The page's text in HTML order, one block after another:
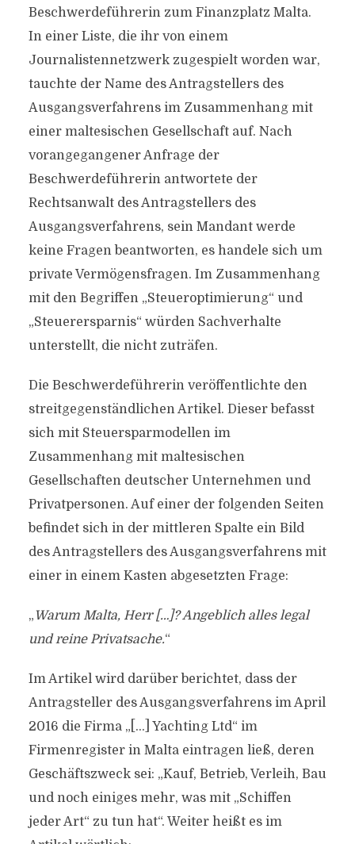
Beschwerdeführerin zum Finanzplatz Malta.
In einer Liste, die ihr von einem
Journalistennetzwerk zugespielt worden war,
tauchte der Name des Antragstellers des
Ausgangsverfahrens im Zusammenhang mit
einer maltesischen Gesellschaft auf. Nach
vorangegangener Anfrage der
Beschwerdeführerin antwortete der
Rechtsanwalt des Antragstellers des
Ausgangsverfahrens, sein Mandant werde
keine Fragen beantworten, es handele sich um
private Vermögensfragen. Im Zusammenhang
mit den Begriffen „Steueroptimierung“ und
„Steuerersparnis“ würden Sachverhalte
unterstellt, die nicht zuträfen.
Die Beschwerdeführerin veröffentlichte den
streitgegenständlichen Artikel. Dieser befasst
sich mit Steuersparmodellen im
Zusammenhang mit maltesischen
Gesellschaften deutscher Unternehmen und
Privatpersonen. Auf einer der folgenden Seiten
befindet sich in der mittleren Spalte ein Bild
des Antragstellers des Ausgangsverfahrens mit
einer in einem Kasten abgesetzten Frage:
„Warum Malta, Herr […]? Angeblich alles legal
und reine Privatsache.“
Im Artikel wird darüber berichtet, dass der
Antragsteller des Ausgangsverfahrens im April
2016 die Firma „[…] Yachting Ltd“ im
Firmenregister in Malta eintragen ließ, deren
Geschäftszweck sei: „Kauf, Betrieb, Verleih, Bau
und noch einiges mehr, was mit „Schiffen
jeder Art“ zu tun hat“. Weiter heißt es im